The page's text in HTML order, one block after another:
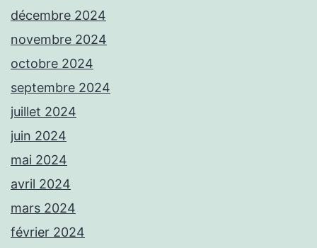
décembre 2024
novembre 2024
octobre 2024
septembre 2024
juillet 2024
juin 2024
mai 2024
avril 2024
mars 2024
février 2024